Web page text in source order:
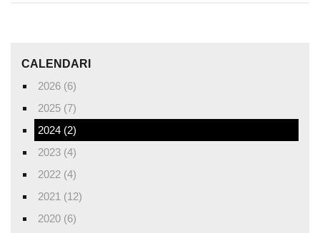
CALENDARI
2026 (6)
2025 (7)
2024 (2)
2023 (4)
2022 (4)
2021 (12)
2020 (6)